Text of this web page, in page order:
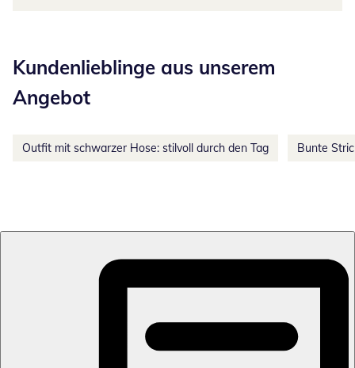
Kundenlieblinge aus unserem
Angebot
Outfit mit schwarzer Hose: stilvoll durch den Tag Bunte